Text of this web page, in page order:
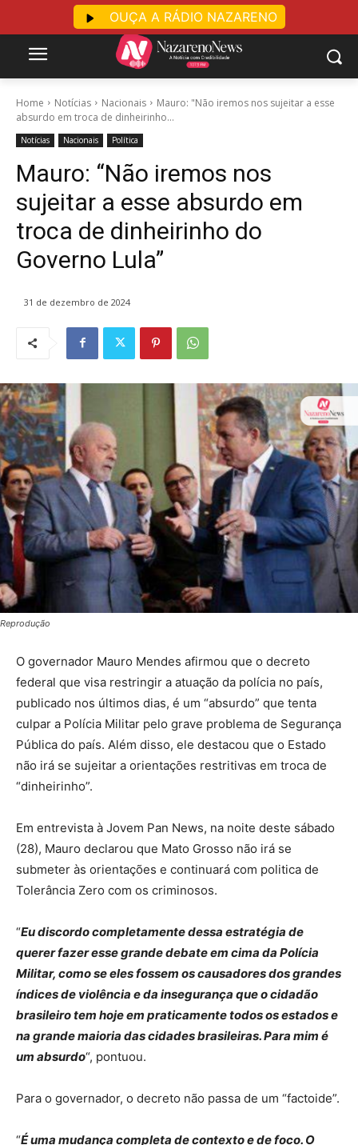
Home Notícias Nacionais
Mauro: "Não iremos nos sujeitar a esse
absurdo em troca de dinheirinho...
Notícias Nacionais Política
Mauro: “Não iremos nos
sujeitar a esse absurdo em
troca de dinheirinho do
Governo Lula”
31 de dezembro de 2024
Reprodução
O governador Mauro Mendes afirmou que o decreto
federal que visa restringir a atuação da polícia no país,
publicado nos últimos dias, é um “absurdo” que tenta
culpar a Polícia Militar pelo grave problema de Segurança
Pública do país. Além disso, ele destacou que o Estado
não irá se sujeitar a orientações restritivas em troca de
“dinheirinho”.
Em entrevista à Jovem Pan News, na noite deste sábado
(28), Mauro declarou que Mato Grosso não irá se
submeter às orientações e continuará com politica de
Tolerância Zero com os criminosos.
“Eu discordo completamente dessa estratégia de
querer fazer esse grande debate em cima da Polícia
Militar, como se eles fossem os causadores dos grandes
índices de violência e da insegurança que o cidadão
brasileiro tem hoje em praticamente todos os estados e
na grande maioria das cidades brasileiras. Para mim é
um absurdo“, pontuou.
Para o governador, o decreto não passa de um “factoide”.
“É uma mudança completa de contexto e de foco. O
OUÇA A RÁDIO NAZARENO